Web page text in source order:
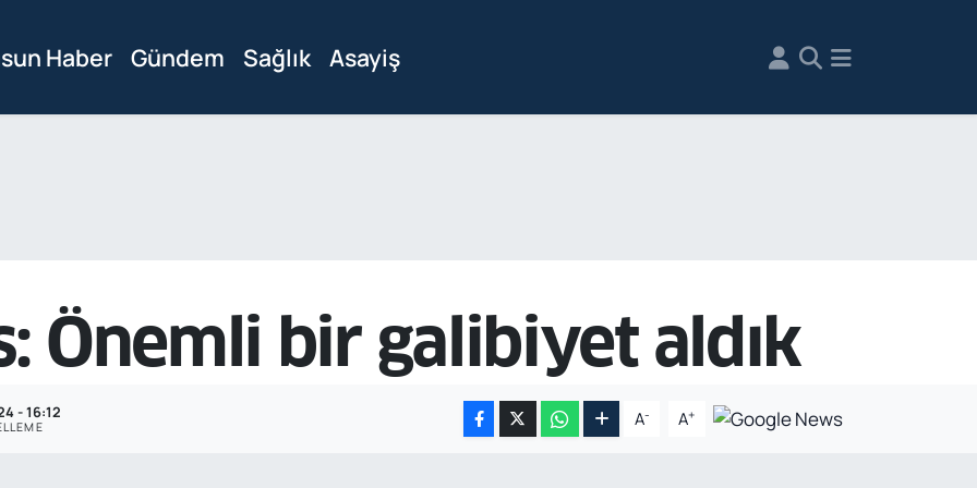
Haber Gündem Sağlık Asayiş
Önemli bir galibiyet aldık
- 16:12 A- A+